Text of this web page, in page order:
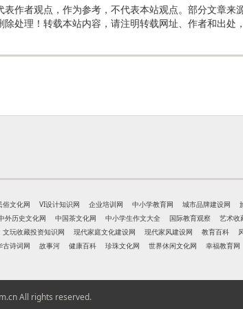
表作者观点，作为参考，不代表本站观点。部分文章
处理！转载本站内容，请注明转载网址、作者和出处
俗文化网 VI设计知识网 企业培训网 中小学教育网 城市品牌建设网
外历史文化网 中国茶文化网 中小学生作文大全 国际教育观察 艺术收
文玩收藏投资知识网 现代家庭文化建设网 现代家风建设网 教育百科
古诗词网 故事河 健康百科 珍珠文化网 世界休闲文化网 幸福教育网
All rights reserved.